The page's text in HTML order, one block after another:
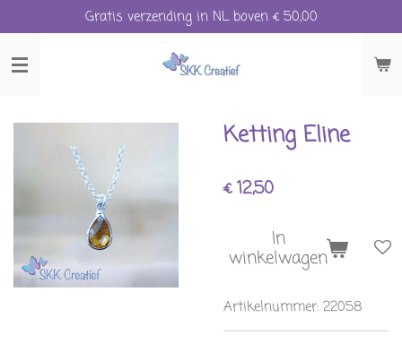
direct
naar
de
Gratis verzending in NL boven € 50,00
Ketting Eline
€ 12,50
In
winkelwagen
Artikelnummer: 22058